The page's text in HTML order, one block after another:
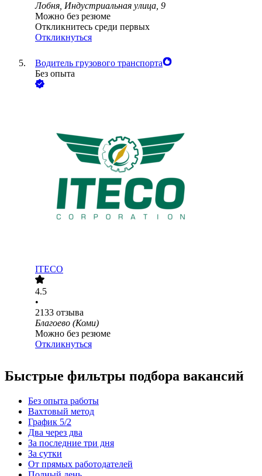
Лобня, Индустриальная улица, 9
Можно без резюме
Откликнитесь среди первых
Откликнуться
Водитель грузового транспорта
Без опыта
ITECO
4.5
•
2133 отзыва
Благоево (Коми)
Можно без резюме
Откликнуться
Быстрые фильтры подбора вакансий
Без опыта работы
Вахтовый метод
График 5/2
Два через два
За последние три дня
За сутки
От прямых работодателей